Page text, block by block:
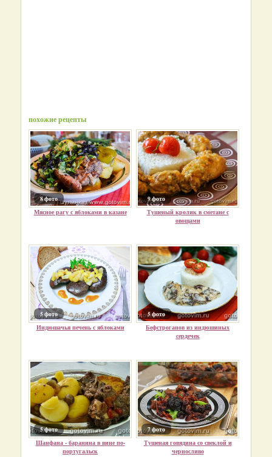
похожие рецепты
8 фото
Мясное рагу с яблоками в казане
9 фото
Тушеный кролик в сметане с
овощами
5 фото
Индюшачья печень с яблоками
5 фото
Бефстроганов из индюшиных
сердечек
5 фото
Шанфана - баранина в вине по-
португальск
7 фото
Тушеная говядина со свеклой и
черносливо